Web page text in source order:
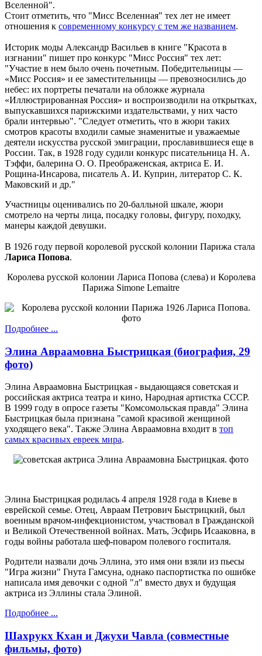
Вселенной".
Стоит отметить, что "Мисс Вселенная" тех лет не имеет
отношения к современному конкурсу с тем же названием.
Историк моды Александр Васильев в книге "Красота в
изгнании" пишет про конкурс "Мисс Россия" тех лет:
"Участие в нем было очень почетным. Победительницы —
«Мисс Россия» и ее заместительницы — превозносились до
небес: их портреты печатали на обложке журнала
«Иллюстрированная Россия» и воспроизводили на открытках,
выпускавшихся парижскими издательствами, у них часто
брали интервью". "Следует отметить, что в жюри таких
смотров красоты входили самые знаменитые и уважаемые
деятели искусства русской эмиграции, прославившиеся еще в
России. Так, в 1928 году судили конкурс писательница Н. А.
Тэффи, балерина О. О. Преображенская, актриса Е. И.
Рощина-Инсарова, писатель А. И. Куприн, литератор С. К.
Маковский и др."
Участницы оценивались по 20-балльной шкале, жюри
смотрело на черты лица, посадку головы, фигуру, походку,
манеры каждой девушки.
В 1926 году первой королевой русской колонии Парижа стала
Лариса Попова.
Королева русской колонии Лариса Попова (слева) и Королева
Парижа Simone Lemaitre
Подробнее ...
Элина Авраамовна Быстрицкая (биография, 29
фото)
Элина Авраамовна Быстрицкая - выдающаяся советская и
российская актриса театра и кино, Народная артистка СССР.
В 1999 году в опросе газеты "Комсомольская правда" Элина
Быстрицкая была признана "самой красивой женщиной
уходящего века". Также Элина Авраамовна входит в топ
самых красивых евреек мира.
Элина Быстрицкая родилась 4 апреля 1928 года в Киеве в
еврейской семье. Отец, Авраам Петрович Быстрицкий, был
военным врачом-инфекционистом, участвовал в Гражданской
и Великой Отечественной войнах. Мать, Эсфирь Исааковна, в
годы войны работала шеф-поваром полевого госпиталя.
Родители назвали дочь Эллина, это имя они взяли из пьесы
"Игра жизни" Гнута Гамсуна, однако паспортистка по ошибке
написала имя девочки с одной "л" вместо двух и будущая
актриса из Эллины стала Элиной.
Подробнее ...
Шахрукх Кхан и Джухи Чавла (совместные
фильмы, фото)